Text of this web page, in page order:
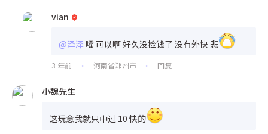
vian
@泽泽 嚯 可以啊 好久没捡钱了 没有外快 悲
3 年前 • 河南省郑州市 • 回复
小魏先生
这玩意我就只中过 10 快的